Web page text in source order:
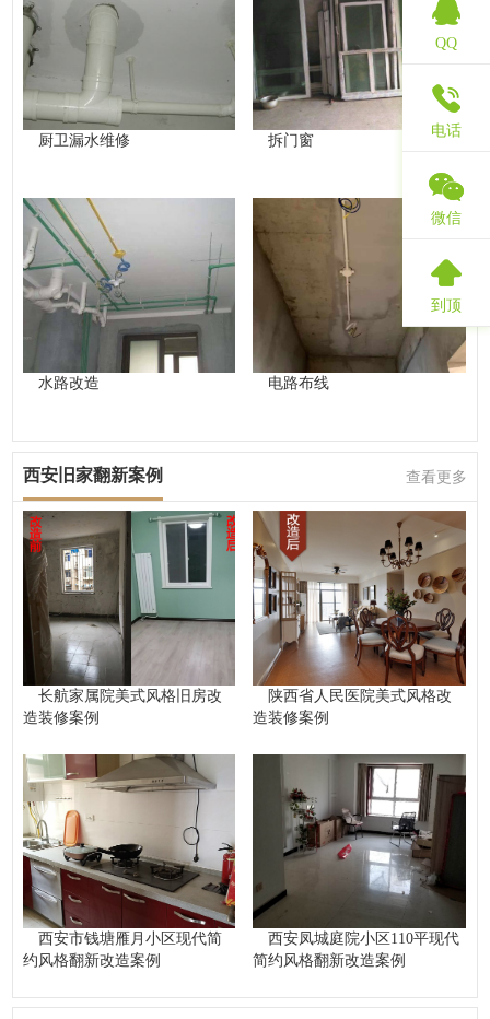
厨卫漏水维修 拆门窗
水路改造 电路布线
西安旧家翻新案例 查看更多
长航家属院美式风格旧房改
造装修案例
陕西省人民医院美式风格改
造装修案例
西安市钱塘雁月小区现代简
约风格翻新改造案例
西安凤城庭院小区110平现代
简约风格翻新改造案例
QQ
电话
微信
到顶